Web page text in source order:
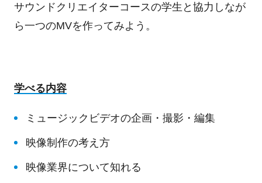
サウンドクリエイターコースの学生と協力しなが
ら一つのMVを作ってみよう。
学べる内容
ミュージックビデオの企画・撮影・編集
映像制作の考え方
映像業界について知れる